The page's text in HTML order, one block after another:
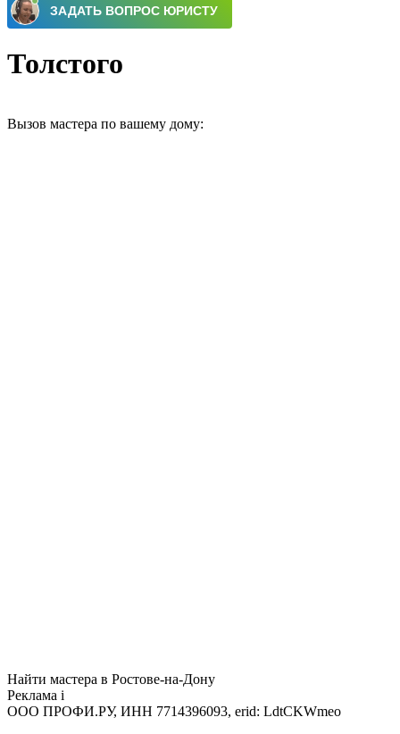
Толстого
Вызов мастера по вашему дому:
Найти мастера в Ростове-на-Дону
Реклама i
ООО ПРОФИ.РУ, ИНН 7714396093, erid: LdtCKWmeo